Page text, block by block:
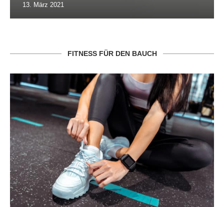
13. März 2021
FITNESS FÜR DEN BAUCH